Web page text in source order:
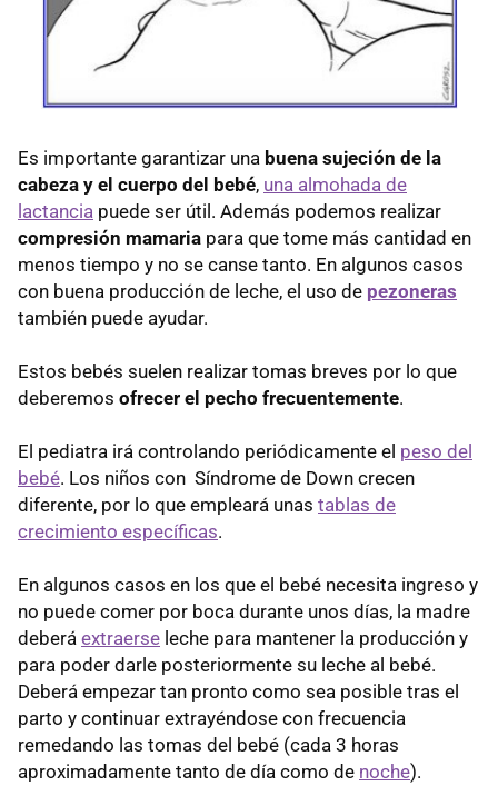
Es importante garantizar una buena sujeción de la
cabeza y el cuerpo del bebé, una almohada de
lactancia puede ser útil. Además podemos realizar
compresión mamaria para que tome más cantidad en
menos tiempo y no se canse tanto. En algunos casos
con buena producción de leche, el uso de pezoneras
también puede ayudar.
Estos bebés suelen realizar tomas breves por lo que
deberemos ofrecer el pecho frecuentemente.
El pediatra irá controlando periódicamente el peso del
bebé. Los niños con Síndrome de Down crecen
diferente, por lo que empleará unas tablas de
crecimiento específicas.
En algunos casos en los que el bebé necesita ingreso y
no puede comer por boca durante unos días, la madre
deberá extraerse leche para mantener la producción y
para poder darle posteriormente su leche al bebé.
Deberá empezar tan pronto como sea posible tras el
parto y continuar extrayéndose con frecuencia
remedando las tomas del bebé (cada 3 horas
aproximadamente tanto de día como de noche).